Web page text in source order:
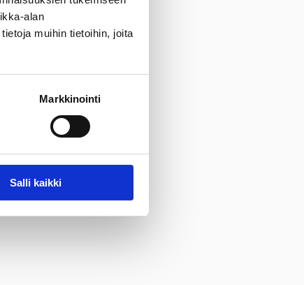
alan
muihin tietoihin, joita
Markkinointi
Salli kaikki